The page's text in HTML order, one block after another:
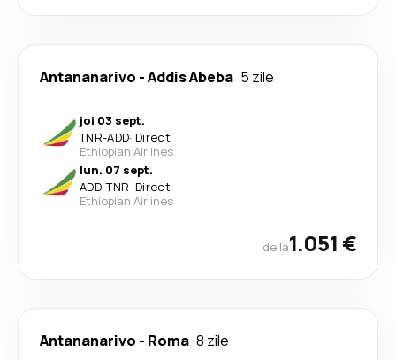
Antananarivo -Addis Abeba 5 zile
joi 03 sept.
TNR-ADD· Direct
Ethiopian Airlines
lun. 07 sept.
ADD-TNR· Direct
Ethiopian Airlines
de la1.051 €
Antananarivo - Roma 8 zile